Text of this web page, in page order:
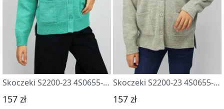
Skoczeki S2200-23 4S0655-D43 zelenaya biryuza
157 zł
Skoczeki S2200-23 4S0655-D43 kofejnyj+surovyj
157 zł